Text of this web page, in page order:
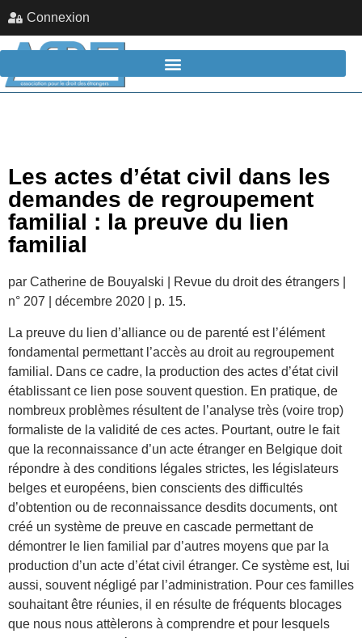
Connexion
Les actes d’état civil dans les
demandes de regroupement
familial : la preuve du lien
familial
par Catherine de Bouyalski | Revue du droit des étrangers |
n° 207 | décembre 2020 | p. 15.
La preuve du lien d’alliance ou de parenté est l’élément
fondamental permettant l’accès au droit au regroupement
familial. Dans ce cadre, la production des actes d’état civil
établissant ce lien pose souvent question. En pratique, de
nombreux problèmes résultent de l’analyse très (voire trop)
formaliste de la validité de ces actes. Pourtant, outre le fait
que la reconnaissance d’un acte étranger en Belgique doit
répondre à des conditions légales strictes, les législateurs
belges et européens, bien conscients des difficultés
d’obtention ou de reconnaissance desdits documents, ont
créé un système de preuve en cascade permettant de
démontrer le lien familial par d’autres moyens que par la
production d’un acte d’état civil étranger. Ce système est, lui
aussi, souvent négligé par l’administration. Pour ces familles
souhaitant être réunies, il en résulte de fréquents blocages
que nous nous attèlerons à comprendre et pour lesquels